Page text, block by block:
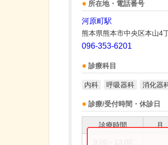
所在地・電話番号
河原町駅
熊本県熊本市中央区本山4
096-353-6201
診療科目
内科 呼吸器科 消化器
診療/受付時間・休診日
診療時間 月